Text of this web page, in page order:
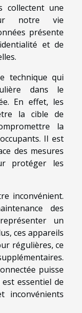
collectent une
notre vie
présente
et de
technique qui
dans le
En effet, les
la cible de
la
Il est
des mesures
protéger les
inconvénient.
des
un
ces appareils
régulières, ce
puisse
essentiel de
inconvénients